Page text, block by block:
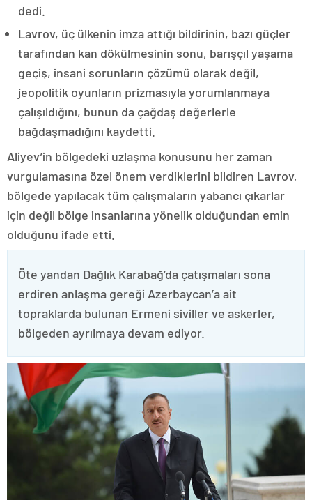
dedi.
Lavrov, üç ülkenin imza attığı bildirinin, bazı güçler
tarafından kan dökülmesinin sonu, barışçıl yaşama
geçiş, insani sorunların çözümü olarak değil,
jeopolitik oyunların prizmasıyla yorumlanmaya
çalışıldığını, bunun da çağdaş değerlerle
bağdaşmadığını kaydetti.
Aliyev’in bölgedeki uzlaşma konusunu her zaman
vurgulamasına özel önem verdiklerini bildiren Lavrov,
bölgede yapılacak tüm çalışmaların yabancı çıkarlar
için değil bölge insanlarına yönelik olduğundan emin
olduğunu ifade etti.
Öte yandan Dağlık Karabağ’da çatışmaları sona
erdiren anlaşma gereği Azerbaycan’a ait
topraklarda bulunan Ermeni siviller ve askerler,
bölgeden ayrılmaya devam ediyor.